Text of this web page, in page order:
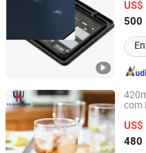
US$
500
Jiangsu, China
com
480
Wuhan Xinhuahang
Hubei, China